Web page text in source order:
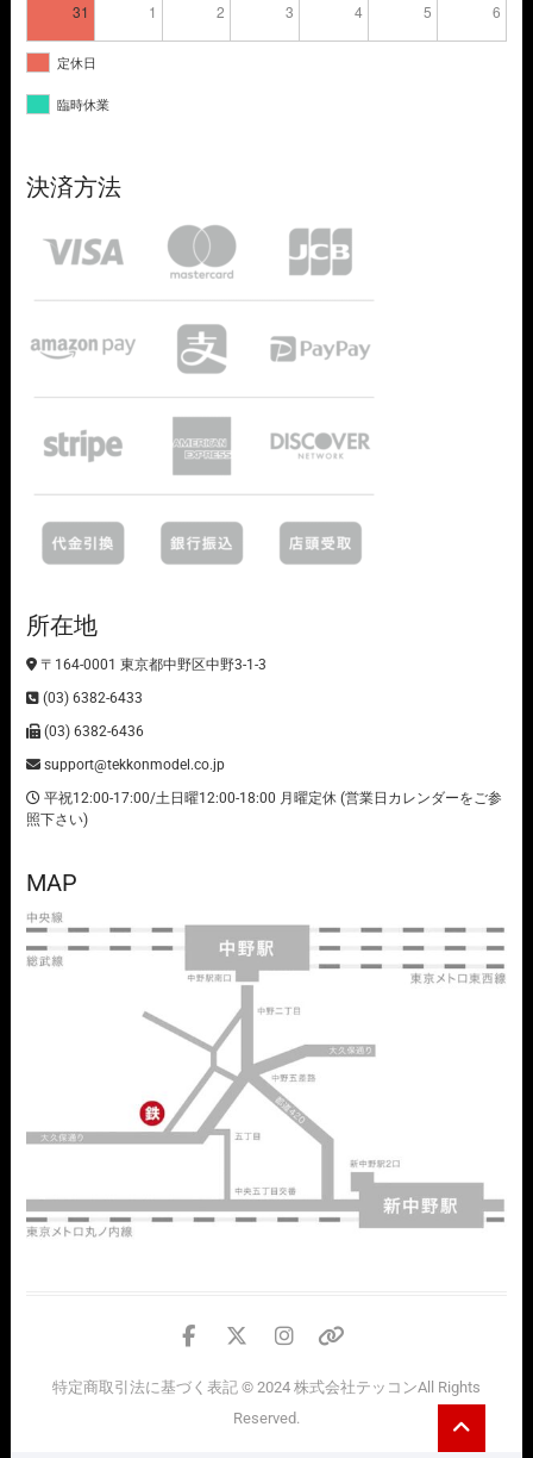
31 1 2 3 4 5 6
定休日
臨時休業
決済方法
所在地
〒164-0001 東京都中野区中野3-1-3
(03) 6382-6433
(03) 6382-6436
support@tekkonmodel.co.jp
平祝12:00-17:00/土日曜12:00-18:00 月曜定休 (営業日カレンダーをご参
照下さい)
MAP
facebook
twitter
instagram
情
特定商取引法に基づく表記© 2024 株式会社テッコンAll Rights
Reserved.
to